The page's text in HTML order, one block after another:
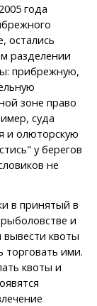
года
остались
разделении
прибрежную,
зоне право
суда
и олюторскую
у берегов
не
в принятый в
и
квоты
ими.
квоты и